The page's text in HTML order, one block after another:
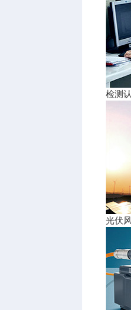
检测
光伏